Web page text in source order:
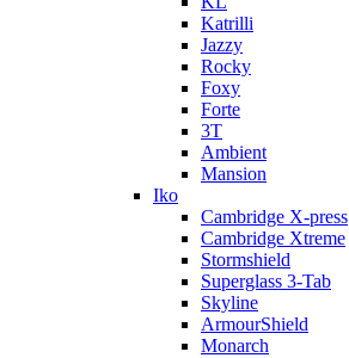
Katrilli
Jazzy
Rocky
Foxy
Forte
3T
Ambient
Mansion
Iko
Cambridge X-press
Cambridge Xtreme
Stormshield
Superglass 3-Tab
Skyline
ArmourShield
Monarch